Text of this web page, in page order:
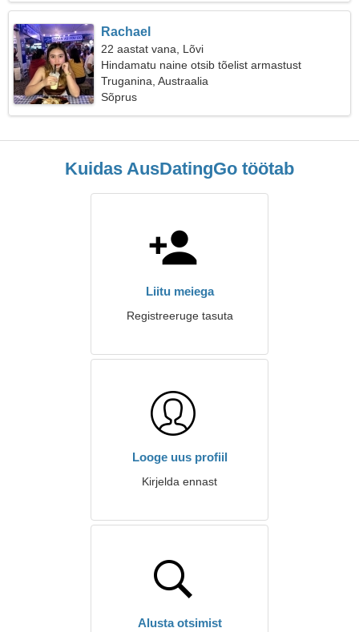
Rachael
22 aastat vana, Lõvi
Hindamatu naine otsib tõelist armastust
Truganina, Austraalia
Sõprus
Kuidas AusDatingGo töötab
Liitu meiega
Registreeruge tasuta
Looge uus profiil
Kirjelda ennast
Alusta otsimist